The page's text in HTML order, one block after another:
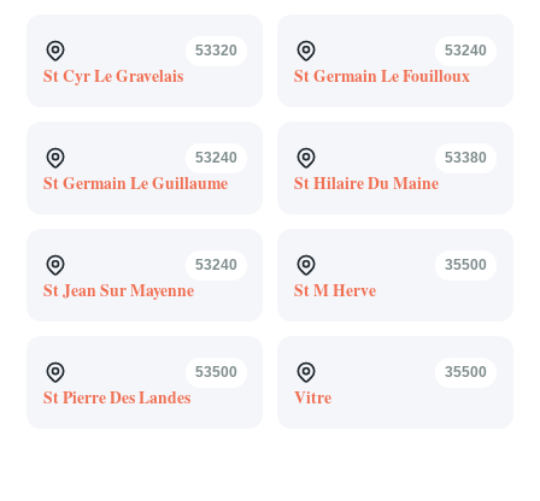
53320
St Cyr Le Gravelais
53240
St Germain Le Fouilloux
53240
St Germain Le Guillaume
53380
St Hilaire Du Maine
53240
St Jean Sur Mayenne
35500
St M Herve
53500
St Pierre Des Landes
35500
Vitre